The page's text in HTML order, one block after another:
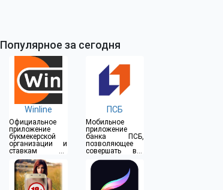
Популярное за сегодня
Winline
Официальное
приложение
букмекерской
организации и
ставкам на
спорт
ПСБ
Мобильное
приложение
банка ПСБ,
позволяющее
совершать все
операции прямо
из дома